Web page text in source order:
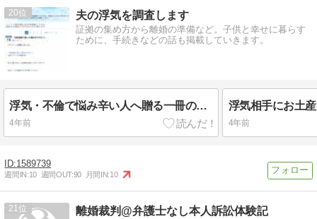
20 夫の浮気を調査します
証拠の集め方から離婚の準備など。子供と幸せに暮らす
ために、手続きなどの話も掲載していきます。
浮気・不倫で悩み辛い人へ贈る一冊の本。無料で試し読みできます！
4年前
浮気相手にお土
4年前
1589739
週間IN:10 週間OUT:90 月間IN:10
21 離婚裁判@弁護士なし本人訴訟体験記